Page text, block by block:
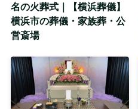
名の火葬式｜【横浜葬儀】
横浜市の葬儀・家族葬・公
営斎場